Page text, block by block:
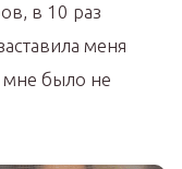
в 10 раз
меня
мне было не